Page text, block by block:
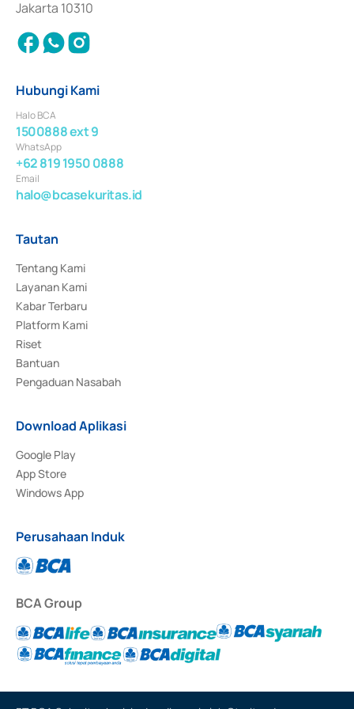
Jakarta 10310
Hubungi Kami
Halo BCA
1500888 ext 9
WhatsApp
+62 819 1950 0888
Email
halo@bcasekuritas.id
Tautan
Tentang Kami
Layanan Kami
Kabar Terbaru
Platform Kami
Riset
Bantuan
Pengaduan Nasabah
Download Aplikasi
Google Play
App Store
Windows App
Perusahaan Induk
BCA Group